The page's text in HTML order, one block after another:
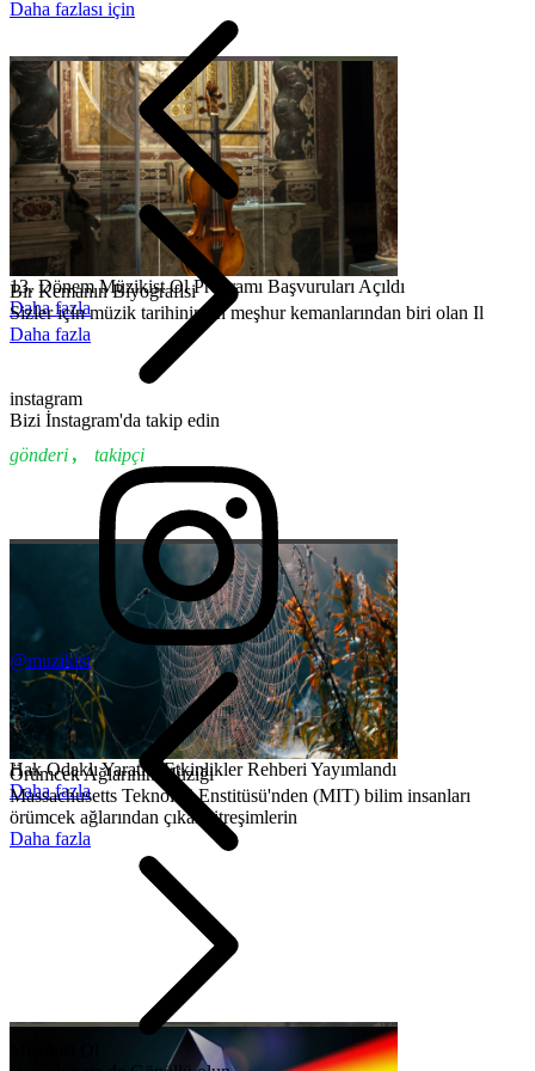
13. Dönem Müzikist Ol Programı Başvuruları Açıldı
Daha fazla
Hak Odaklı Yaratıcı Etkinlikler Rehberi Yayımlandı
Daha fazla
Bir Kemanın Biyografisi
Sizler için müzik tarihinin en meşhur kemanlarından biri olan Il
Daha fazla
Örümcek Ağlarının Müziği
Massachusetts Teknoloji Enstitüsü'nden (MIT) bilim insanları
örümcek ağlarından çıkan titreşimlerin
Daha fazla
Daha fazlası için
instagram
Bizi İnstagram'da takip edin
gönderi , takipçi
@muzikist